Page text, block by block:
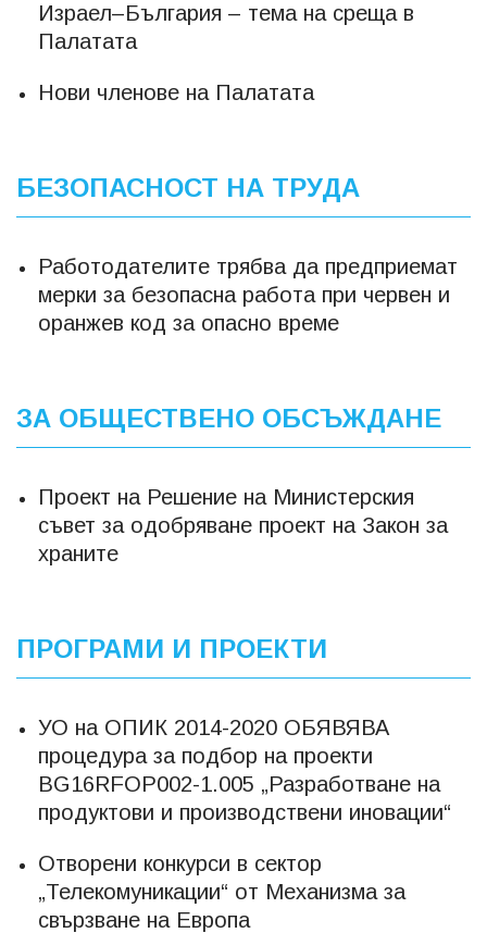
Израел–България – тема на среща в
Палатата
Нови членове на Палатата
БЕЗОПАСНОСТ НА ТРУДА
Работодателите трябва да предприемат
мерки за безопасна работа при червен и
оранжев код за опасно време
ЗА ОБЩЕСТВЕНО ОБСЪЖДАНЕ
Проект на Решение на Министерския
съвет за одобряване проект на Закон за
храните
ПРОГРАМИ И ПРОЕКТИ
УО на ОПИК 2014-2020 ОБЯВЯВА
процедура за подбор на проекти
BG16RFOP002-1.005 „Разработване на
продуктови и производствени иновации“
Отворени конкурси в сектор
„Телекомуникации“ от Механизма за
свързване на Европа